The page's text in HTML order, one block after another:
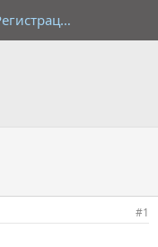
Регистрация
#1